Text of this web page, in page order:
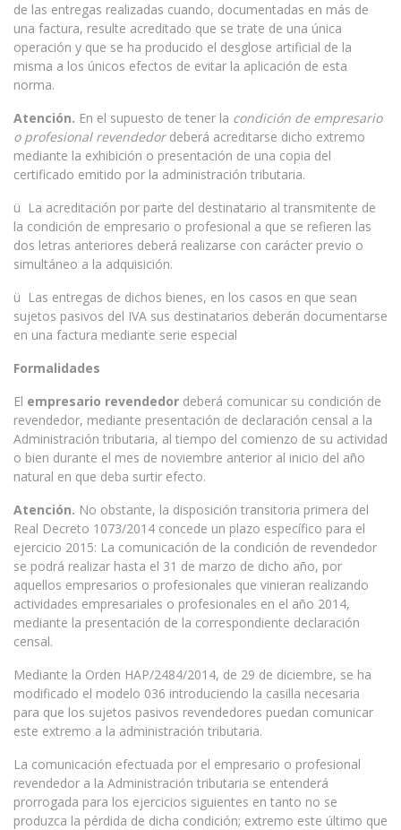
de las entregas realizadas cuando, documentadas en más de
una factura, resulte acreditado que se trate de una única
operación y que se ha producido el desglose artificial de la
misma a los únicos efectos de evitar la aplicación de esta
norma.
Atención. En el supuesto de tener la condición de empresario
o profesional revendedordeberá acreditarse dicho extremo
mediante la exhibición o presentación de una copia del
certificado emitido por la administración tributaria.
ü La acreditación por parte del destinatario al transmitente de
la condición de empresario o profesional a que se refieren las
dos letras anteriores deberá realizarse con carácter previo o
simultáneo a la adquisición.
ü Las entregas de dichos bienes, en los casos en que sean
sujetos pasivos del IVA sus destinatarios deberán documentarse
en una factura mediante serie especial
Formalidades
El empresario revendedor deberá comunicar su condición de
revendedor, mediante presentación de declaración censal a la
Administración tributaria, al tiempo del comienzo de su actividad
o bien durante el mes de noviembre anterior al inicio del año
natural en que deba surtir efecto.
Atención. No obstante, la disposición transitoria primera del
Real Decreto 1073/2014 concede un plazo específico para el
ejercicio 2015: La comunicación de la condición de revendedor
se podrá realizar hasta el 31 de marzo de dicho año, por
aquellos empresarios o profesionales que vinieran realizando
actividades empresariales o profesionales en el año 2014,
mediante la presentación de la correspondiente declaración
censal.
Mediante la Orden HAP/2484/2014, de 29 de diciembre, se ha
modificado el modelo 036 introduciendo la casilla necesaria
para que los sujetos pasivos revendedores puedan comunicar
este extremo a la administración tributaria.
La comunicación efectuada por el empresario o profesional
revendedor a la Administración tributaria se entenderá
prorrogada para los ejercicios siguientes en tanto no se
produzca la pérdida de dicha condición; extremo este último que